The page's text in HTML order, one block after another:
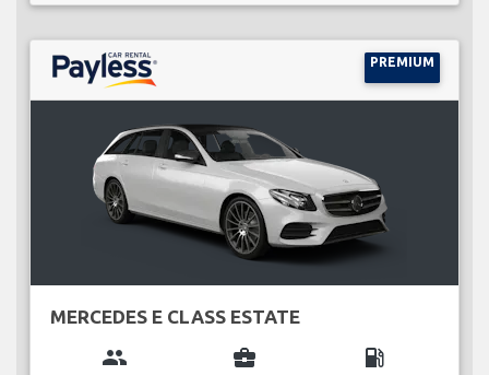
PREMIUM
MERCEDES E CLASS ESTATE
group business_center local_gas_station